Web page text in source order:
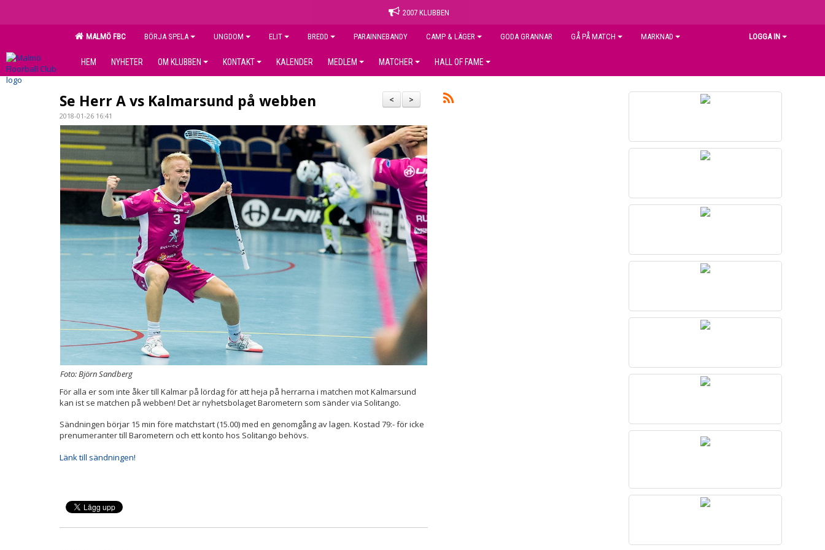
2007 KLUBBEN
MALMÖ FBC BÖRJA SPELA UNGDOM ELIT BREDD PARAINNEBANDY CAMP & LÄGER GODA GRANNAR GÅ PÅ MATCH MARKNAD LOGGA IN
HEM NYHETER OM KLUBBEN KONTAKT KALENDER MEDLEM MATCHER HALL OF FAME
>
<
Se Herr A vs Kalmarsund på webben
2018-01-26 16:41
Foto: Björn Sandberg
För alla er som inte åker till Kalmar på lördag för att heja på herrarna i matchen mot Kalmarsund
kan ist se matchen på webben! Det är nyhetsbolaget Barometern som sänder via Solitango.
Sändningen börjar 15 min före matchstart (15.00) med en genomgång av lagen. Kostad 79:- för icke
prenumeranter till Barometern och ett konto hos Solitango behövs.
Länk till sändningen!